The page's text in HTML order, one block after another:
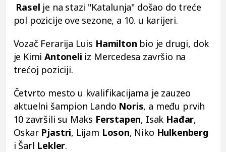
Rasel je na stazi "Katalunja" došao do treće
pol pozicije ove sezone, a 10. u karijeri.
Vozač Ferarija Luis Hamilton bio je drugi, dok
je KimiAntoneli iz Mercedesa završio na
trećoj poziciji.
Četvrto mesto u kvalifikacijama je zauzeo
aktuelni šampion Lando Noris, a među prvih
10 završili su Maks Ferstapen, Isak Hađar,
Oskar Pjastri, Lijam Loson, Niko Hulkenberg
i Šarl Lekler.